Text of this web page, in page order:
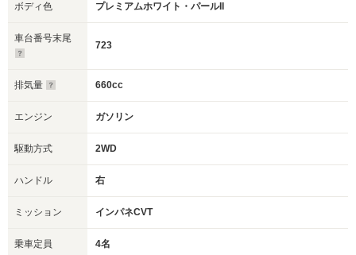
ボディ色 プレミアムホワイト・パールII
車台番号末尾
723
排気量 660cc
エンジン ガソリン
駆動方式 2WD
ハンドル 右
ミッション インパネCVT
乗車定員 4名